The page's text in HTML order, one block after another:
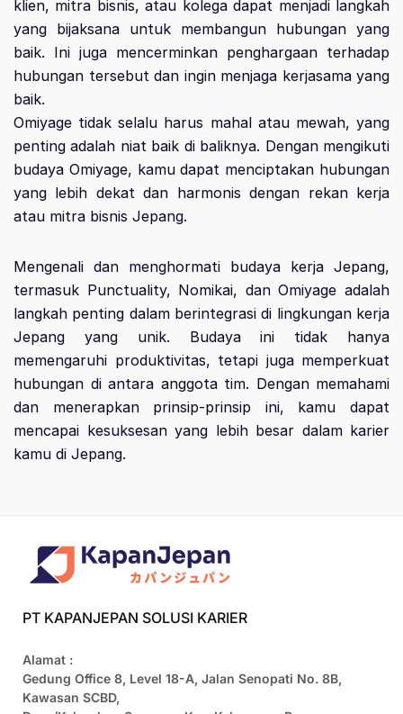
klien, mitra bisnis, atau kolega dapat menjadi langkah
yang bijaksana untuk membangun hubungan yang
baik. Ini juga mencerminkan penghargaan terhadap
hubungan tersebut dan ingin menjaga kerjasama yang
baik.
Omiyage tidak selalu harus mahal atau mewah, yang
penting adalah niat baik di baliknya. Dengan mengikuti
budaya Omiyage, kamu dapat menciptakan hubungan
yang lebih dekat dan harmonis dengan rekan kerja
atau mitra bisnis Jepang.
Mengenali dan menghormati budaya kerja Jepang,
termasuk Punctuality, Nomikai, dan Omiyage adalah
langkah penting dalam berintegrasi di lingkungan kerja
Jepang yang unik. Budaya ini tidak hanya
memengaruhi produktivitas, tetapi juga memperkuat
hubungan di antara anggota tim. Dengan memahami
dan menerapkan prinsip-prinsip ini, kamu dapat
mencapai kesuksesan yang lebih besar dalam karier
kamu di Jepang.
PT KAPANJEPAN SOLUSI KARIER
Alamat :
Gedung Office 8, Level 18-A, Jalan Senopati No. 8B,
Kawasan SCBD,